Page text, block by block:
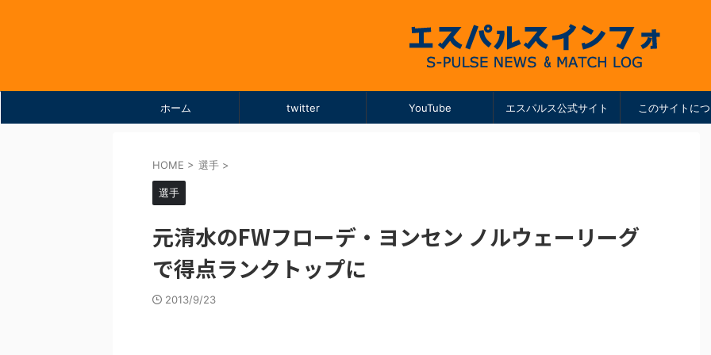
ホーム twitter YouTube エスパルス公式サイト このサイトに
HOME > 選手 >
選手
元清水のFWフローデ・ヨンセン ノルウェーリーグ
で得点ランクトップに
2013/9/23